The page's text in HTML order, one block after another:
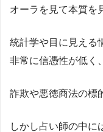
オーラを見て本質を
統計学や目に見える
非常に信憑性が低く、
詐欺や悪徳商法の標
しかし占い師の中に